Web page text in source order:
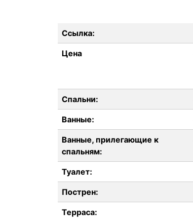
Ссылка:
Цена
Спальни:
Ванные:
Ванные, прилегающие к
спальням:
Туалет:
Пострен:
Терраса: